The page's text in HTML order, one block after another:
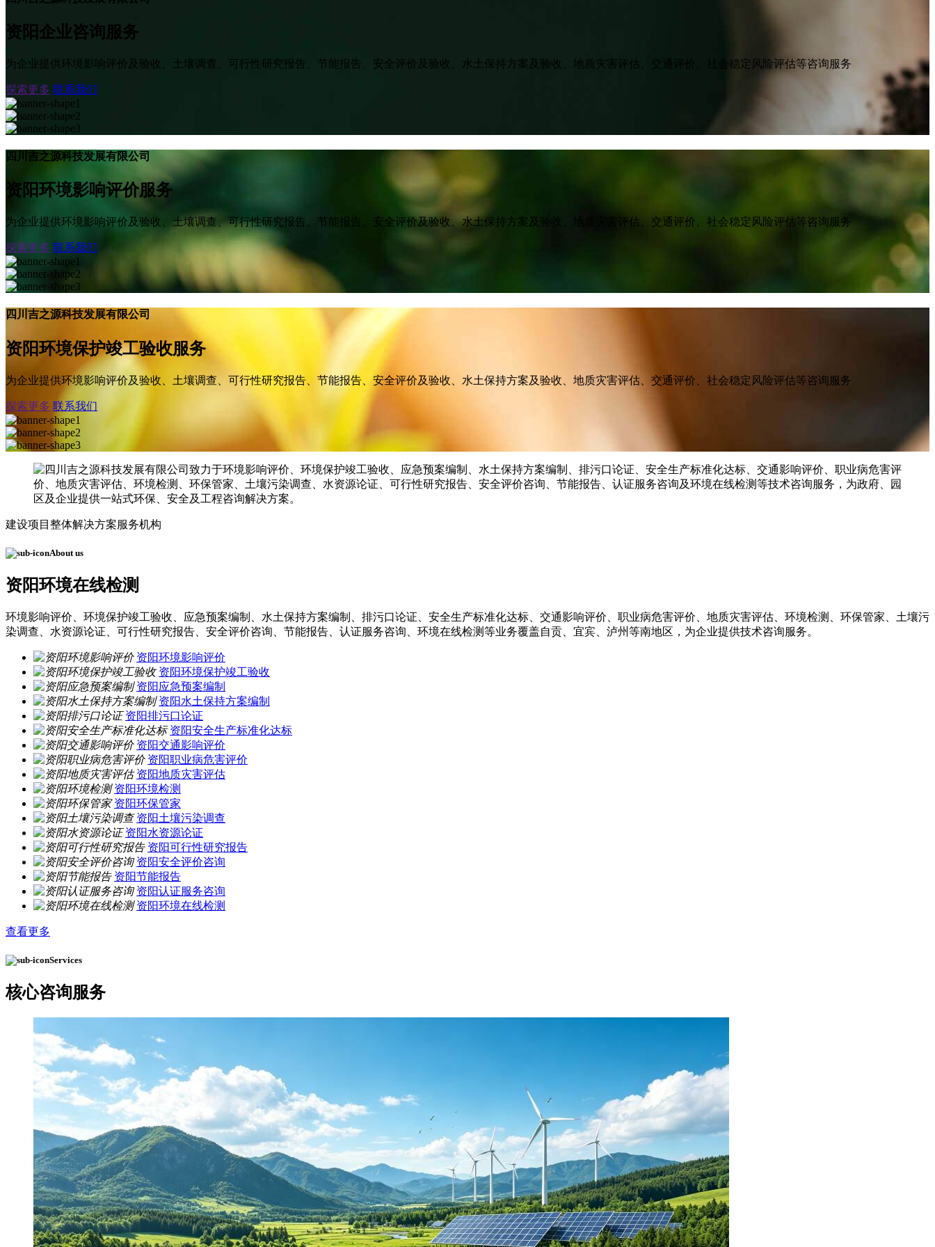
资阳企业咨询服务
为企业提供环境影响评价及验收、土壤调查、可行性研究报告、节能报告、安全评价及验收、水土保持方案及验收、地质灾害评估、交通评价、社会稳定风险评估等咨询服务
探索更多 联系我们
四川吉之源科技发展有限公司
资阳环境影响评价服务
为企业提供环境影响评价及验收、土壤调查、可行性研究报告、节能报告、安全评价及验收、水土保持方案及验收、地质灾害评估、交通评价、社会稳定风险评估等咨询服务
探索更多 联系我们
四川吉之源科技发展有限公司
资阳环境保护竣工验收服务
为企业提供环境影响评价及验收、土壤调查、可行性研究报告、节能报告、安全评价及验收、水土保持方案及验收、地质灾害评估、交通评价、社会稳定风险评估等咨询服务
探索更多 联系我们
建设项目整体解决方案服务机构
About us
资阳环境在线检测
环境影响评价、环境保护竣工验收、应急预案编制、水土保持方案编制、排污口论证、安全生产标准化达标、交通影响评价、职业病危害评价、地质灾害评估、环境检测、环保管家、土壤污
染调查、水资源论证、可行性研究报告、安全评价咨询、节能报告、认证服务咨询、环境在线检测等业务覆盖自贡、宜宾、泸州等南地区，为企业提供技术咨询服务。
资阳环境影响评价
资阳环境保护竣工验收
资阳应急预案编制
资阳水土保持方案编制
资阳排污口论证
资阳安全生产标准化达标
资阳交通影响评价
资阳职业病危害评价
资阳地质灾害评估
资阳环境检测
资阳环保管家
资阳土壤污染调查
资阳水资源论证
资阳可行性研究报告
资阳安全评价咨询
资阳节能报告
资阳认证服务咨询
资阳环境在线检测
查看更多
Services
核心咨询服务